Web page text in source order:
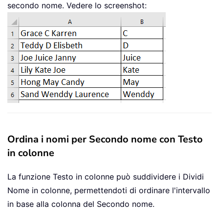
secondo nome. Vedere lo screenshot:
Ordina i nomi per Secondo nome con Testo
in colonne
La funzione Testo in colonne può suddividere i Dividi
Nome in colonne, permettendoti di ordinare l'intervallo
in base alla colonna del Secondo nome.